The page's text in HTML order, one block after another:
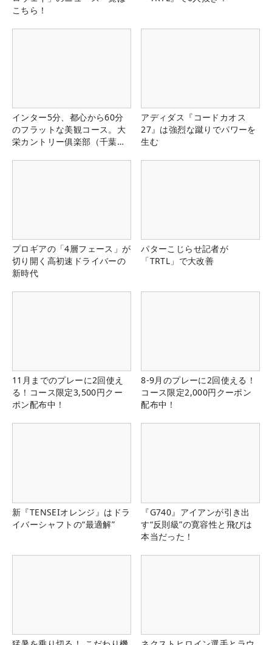
こちら！
インター5分、都心から60分
のフラットな美観コース。大
栄カントリー俱楽部（千葉
アディダス『コードカオス
27』は強烈な蹴りでパワーを
生む
プロギアの「4層フェース」が
切り開く高初速ドライバーの
新時代
パターこじらせ記者が
「TRTL」で大改善
11月までのプレーに2回使え
る！コース限定3,500円クー
ポン配布中！
8-9月のプレーに2回使える！
コース限定2,000円クーポン
配布中！
新『TENSEIオレンジ』はドラ
イバーシャフトの“最適解”
『G740』アイアンが引き出
す“反則級”の寛容性と飛びは
本当だった！